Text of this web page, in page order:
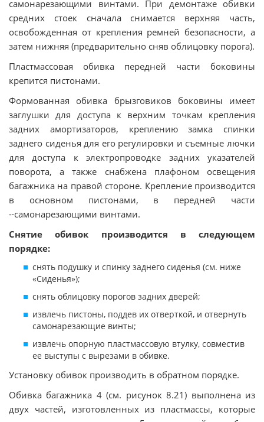
самонарезающими винтами. При демонтаже обивки
средних стоек сначала снимается верхняя часть,
освобожденная от крепления ремней безопасности, а
затем нижняя (предварительно сняв облицовку порога).
Пластмассовая обивка передней части боковины
крепится пистонами.
Формованная обивка брызговиков боковины имеет
заглушки для доступа к верхним точкам крепления
задних амортизаторов, креплению замка спинки
заднего сиденья для его регулировки и съемные лючки
для доступа к электропроводке задних указателей
поворота, а также снабжена плафоном освещения
багажника на правой стороне. Крепление производится
в основном пистонами, в передней части
-·самонарезающими винтами.
Снятие обивок производится в следующем
порядке:
снять подушку и спинку заднего сиденья (см. ниже
«Сиденья»);
снять облицовку порогов задних дверей;
извлечь пистоны, поддев их отверткой, и отвернуть
самонарезающие винты;
извлечь опорную пластмассовую втулку, совместив
ее выступы с вырезами в обивке.
Установку обивок производить в обратном порядке.
Обивка багажника 4 (см. рисунок 8.21) выполнена из
двух частей, изготовленных из пластмассы, которые